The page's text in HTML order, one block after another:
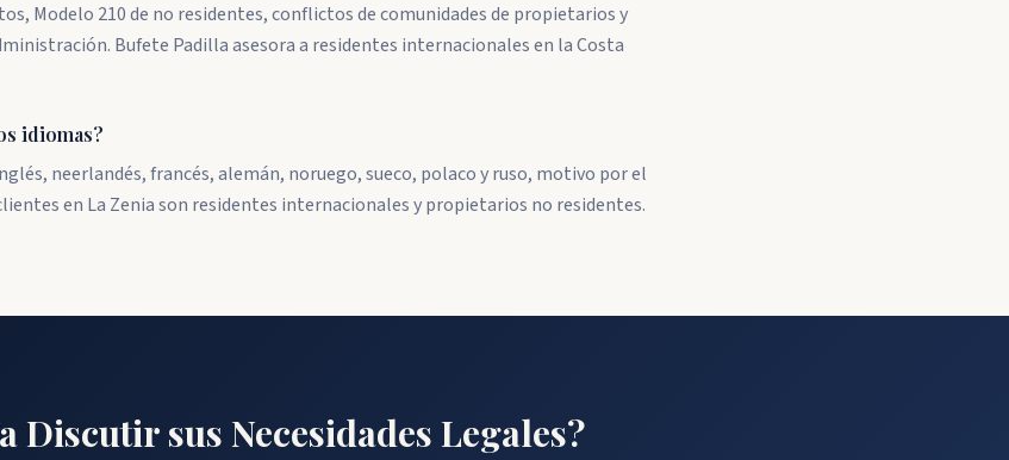
Modelo 210 de no residentes, conflictos de comunidades de propietarios y
Bufete Padilla asesora a residentes internacionales en la Costa
idiomas?
neerlandés, francés, alemán, noruego, sueco, polaco y ruso, motivo por el
en La Zenia son residentes internacionales y propietarios no residentes.
Discutir sus Necesidades Legales?